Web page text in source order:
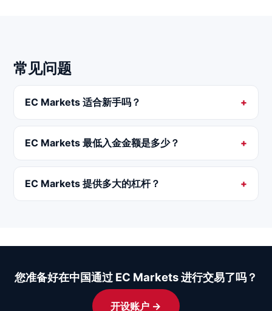
常见问题
EC Markets 适合新手吗？
EC Markets 最低入金金额是多少？
EC Markets 提供多大的杠杆？
您准备好在中国通过 EC Markets 进行交易了吗？
开设账户 →